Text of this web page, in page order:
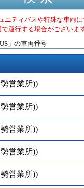
ニティバスや特殊な車両
運行する場合がございます
」 の車両番号
営業所))
営業所))
営業所))
営業所))
営業所))